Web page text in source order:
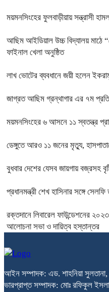
ময়মনসিংহের ফুলবাড়ীয়ায় সন্ত্রাসী
আছিম আইডিয়াল উচ্চ বিদ্যালয় মাঠে
ফাইনাল খেলা অনুষ্ঠিত
লাখ ভোটের ব্যবধানে জয়ী হলেন
জাগ্রত আছিম গ্রন্থাগার এর ৭ম
ময়মনসিংহের ৬ আসনে ১১ স্বতন্ত্র
ডেঙ্গুতে আরও ১১ জনের মৃত্যু,
বুধবার দেশের যেসব জায়গায় বজ্রসহ
প্রধানমন্ত্রী শেখ হাসিনার সঙ্গে
রক্তদানে লিবারেল ফাউন্ডেশনের
আলোচনা সভা ও দায়িত্ব হস্তান্তর
আইন সম্পাদক: এড. শাহনিয়া
ভারপ্রাপ্ত সম্পাদক: মোঃ রফিকুল